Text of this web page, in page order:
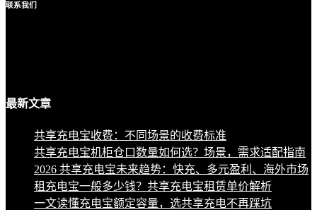
联系我们
最新文章
共享充电宝收费：不同场景的收费标准
共享充电宝机柜仓口数量如何选？场景，需求适配指南
2026 共享充电宝未来趋势：快充、多元盈利、海外市场
租充电宝一般多少钱？共享充电宝租赁单价解析
一文读懂充电宝额定容量，选共享充电不再踩坑